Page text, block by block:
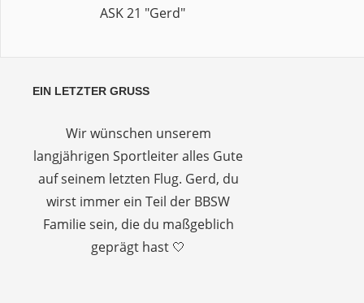
ASK 21 "Gerd"
EIN LETZTER GRUSS
Wir wünschen unserem
langjährigen Sportleiter alles Gute
auf seinem letzten Flug. Gerd, du
wirst immer ein Teil der BBSW
Familie sein, die du maßgeblich
geprägt hast 🤍